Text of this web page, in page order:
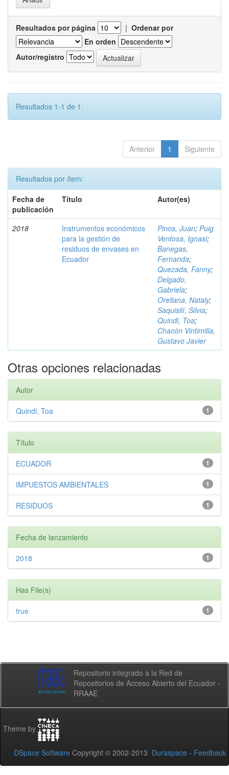
Resultados por página | Ordenar por
En orden
Autor/registro
Resultados 1-1 de 1.
Anterior 1 Siguiente
Resultados por ítem:
Fecha de
publicación
Título Autor(es)
2018
Instrumentos económicos
para la gestión de
residuos de envases en
Ecuador
Pinos, Juan; Puig
Ventosa, Ignasi;
Banegas,
Fernanda;
Quezada, Fanny;
Delgado,
Gabriela;
Orellana, Nataly;
Saquisilí, Silvia;
Quindi, Toa;
Chacón Vintimilla,
Gustavo Javier
Otras opciones relacionadas
Autor
1
Quindi, Toa
Título
1
ECUADOR
1
IMPUESTOS AMBIENTALES
1
RESIDUOS
Fecha de lanzamiento
1
2018
Has File(s)
1
true
Repositorio integrado a la Red de
Repositorios de Acceso Abierto del Ecuador -
RRAAE
Theme by
DSpace Software Copyright © 2002-2013 Duraspace - Feedback